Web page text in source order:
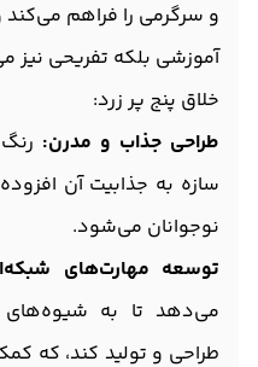
و سرگرمی را فراهم می‌کند
آموزشی بلکه تفریحی نیز
خلاق پنج پر زرد:
طراحی جذاب و مدرن:
سازه به جذابیت آن
نوجوانان می‌شود.
توسعه مهارت‌های
می‌دهد تا به شیوه‌های
طراحی و تولید کند، که